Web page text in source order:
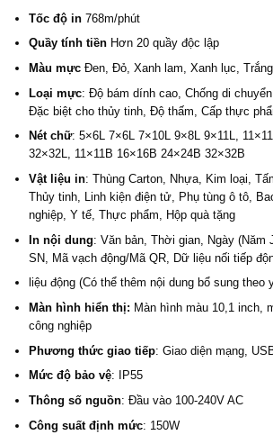
Tốc độ in768m/phút
Quầy tính tiềnHơn 20 quầy độc lập
Màu mựcĐen, Đỏ, Xanh lam, Xanh lục,
Loại mực: Độ bám dính cao, Chống di
Đặc biệt cho thủy tinh, Độ thấm, Cấp thực
Nét chữ: 5×6L 7×6L 7×10L 9×8L 9×11L,
32×32L, 11×11B 16×16B 24×24B 32×32B
Vật liệu in: Thùng Carton, Nhựa, Kim loại,
Thủy tinh, Linh kiện điện tử, Phụ tùng ô tô,
nghiệp, Y tế, Thực phẩm, Hộp quà tặng
In nội dung: Văn bản, Thời gian, Ngày (Năm
SN, Mã vạch động/Mã QR, Dữ liệu nối tiếp
liệu động (Có thể thêm nội dung bổ sung theo
Màn hình hiển thị: Màn hình màu 10,1 inch,
công nghiệp
Phương thức giao tiếp: Giao diện mạng,
Mức độ bảo vệ: IP55
Thông số nguồn: Đầu vào 100-240V AC
Công suất định mức: 150W